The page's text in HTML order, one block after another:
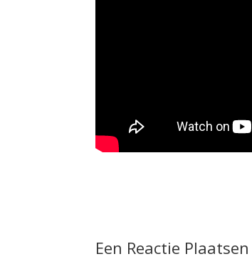
Een Reactie Plaatsen